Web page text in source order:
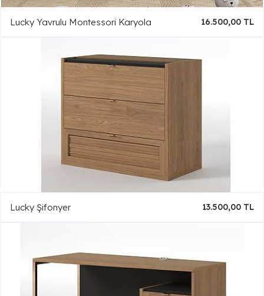
Lucky Yavrulu Montessori Karyola 16.500,00 TL
Lucky Şifonyer 13.500,00 TL